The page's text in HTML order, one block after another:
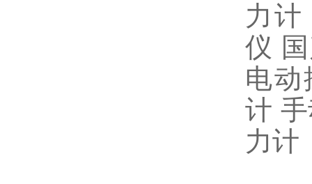
力
仪
电
计
力计